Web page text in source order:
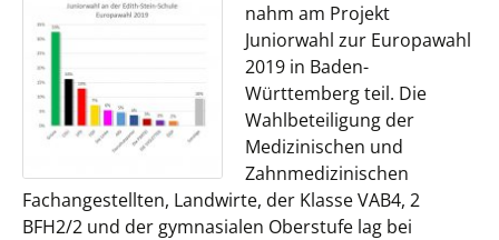
nahm am Projekt
Juniorwahl zur Europawahl
2019 in Baden-
Württemberg teil. Die
Wahlbeteiligung der
Medizinischen und
Zahnmedizinischen
Fachangestellten, Landwirte, der Klasse VAB4, 2
BFH2/2 und der gymnasialen Oberstufe lag bei